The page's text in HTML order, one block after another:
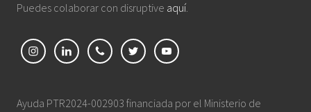
Puedes colaborar con disruptive aquí.
Ayuda PTR2024-002903 financiada por el Ministerio de